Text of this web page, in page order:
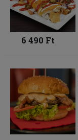
6 490 Ft